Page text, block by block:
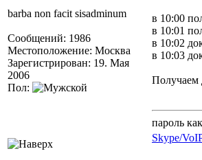
barba non facit sisadminum
Сообщений: 1986
Местоположение: Москва
Зарегистрирован: 19. Мая
2006
Пол:
в 10:00
в 10:01
в 10:02
в 10:03
Получаем
пароль
Skype/